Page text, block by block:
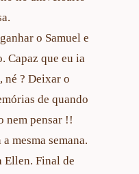
o Samuel e
Capaz que eu ia
né ? Deixar o
de quando
nem pensar !!
mesma semana.
Ellen. Final de